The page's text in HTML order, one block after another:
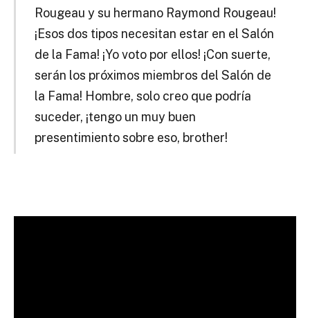
Rougeau y su hermano Raymond Rougeau!
¡Esos dos tipos necesitan estar en el Salón
de la Fama! ¡Yo voto por ellos! ¡Con suerte,
serán los próximos miembros del Salón de
la Fama! Hombre, solo creo que podría
suceder, ¡tengo un muy buen
presentimiento sobre eso, brother!